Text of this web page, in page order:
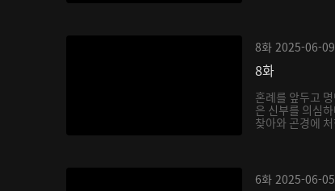
8화 2025-06-09
8화
혼례를 앞두고
은 신부를 의심
찾아와 곤경에
6화 2025-06-05